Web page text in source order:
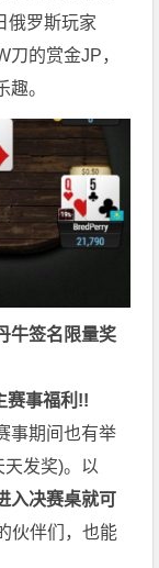
俄罗斯玩家
的赏金JP，
。
牛签名限量奖
赛事福利!!
事期间也有举
天发奖)。以
入决赛桌就可
伙伴们，也能